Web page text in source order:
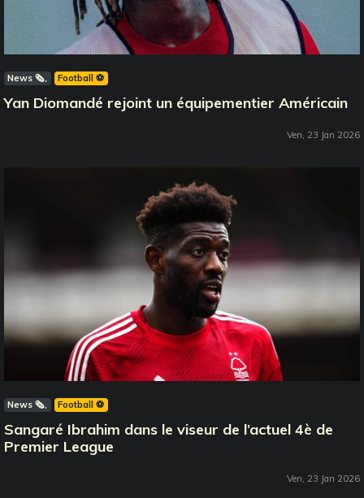
News 🗞️ Football ⚽️
Yan Diomandé rejoint un équipementier Américain
Ven, 23 Jan 2026
News 🗞️ Football ⚽️
Sangaré Ibrahim dans le viseur de l’actuel 4è de
Premier League
Ven, 23 Jan 2026